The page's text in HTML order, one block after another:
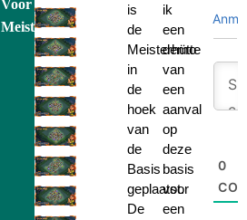
Voor
Meisterhütte 9
is
de
Meisterhütte
in
de
hoek
van
de
Basis
geplaatst.
De
ik
een
demo
van
een
aanval
op
deze
basis
voor
een
0